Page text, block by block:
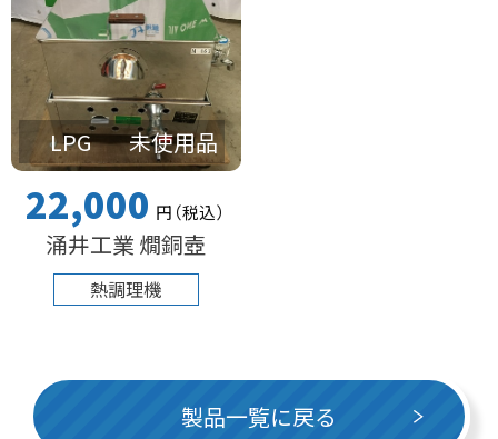
未使用品
LPG
22,000 円（税込）
涌井工業 燗銅壺
熱調理機
製品一覧に戻る